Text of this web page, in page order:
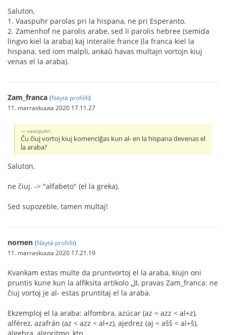
Saluton,
1. Vaaspuhr parolas pri la hispana, ne pri Esperanto.
2. Zamenhof ne parolis arabe, sed li parolis hebree (semida
lingvo kiel la araba) kaj interalie france (la franca kiel la
hispana, sed iom malpli, ankaŭ havas multajn vortojn kiuj
venas el la araba).
Zam_franca (Näytä profiilli)
11. marraskuuta 2020 17.11.27
vaaspuhr:
Ĉu ĉiuj vortoj kiuj komenciĝas kun al- en la hispana devenas el
la araba?
Saluton,
ne ĉiuj. -> "alfabeto" (el la greka).
Sed supozeble, tamen multaj!
nornen (Näytä profiilli)
11. marraskuuta 2020 17.21.19
Kvankam estas multe da pruntvortoj el la araba, kiujn oni
pruntis kune kun la alfiksita artikolo ال, pravas Zam_franca: ne
ĉiuj vortoj je al- estas pruntitaj el la araba.
Ekzemploj el la araba: alfombra, azúcar (az < azz < al+z),
alférez, azafrán (az < azz < al+z), ajedrez (aj < aŝŝ < al+ŝ),
álgebra, algoritmo, ktp.